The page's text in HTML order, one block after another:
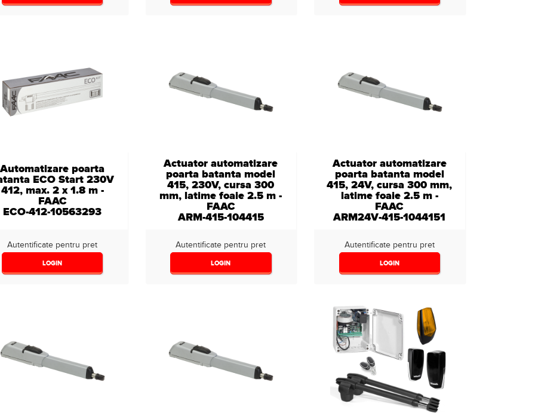
Automatizare poarta
ECO Start 230V
412, max. 2 x 1.8 m -
FAAC
ECO-412-10563293
Autentificate pentru pret
LOGIN
Actuator automatizare
poarta batanta model
415, 230V, cursa 300
mm, latime foaie 2.5 m -
FAAC
ARM-415-104415
Autentificate pentru pret
LOGIN
Actuator automatizare
poarta batanta model
415, 24V, cursa 300 mm,
latime foaie 2.5 m -
FAAC
ARM24V-415-1044151
Autentificate pentru pret
LOGIN